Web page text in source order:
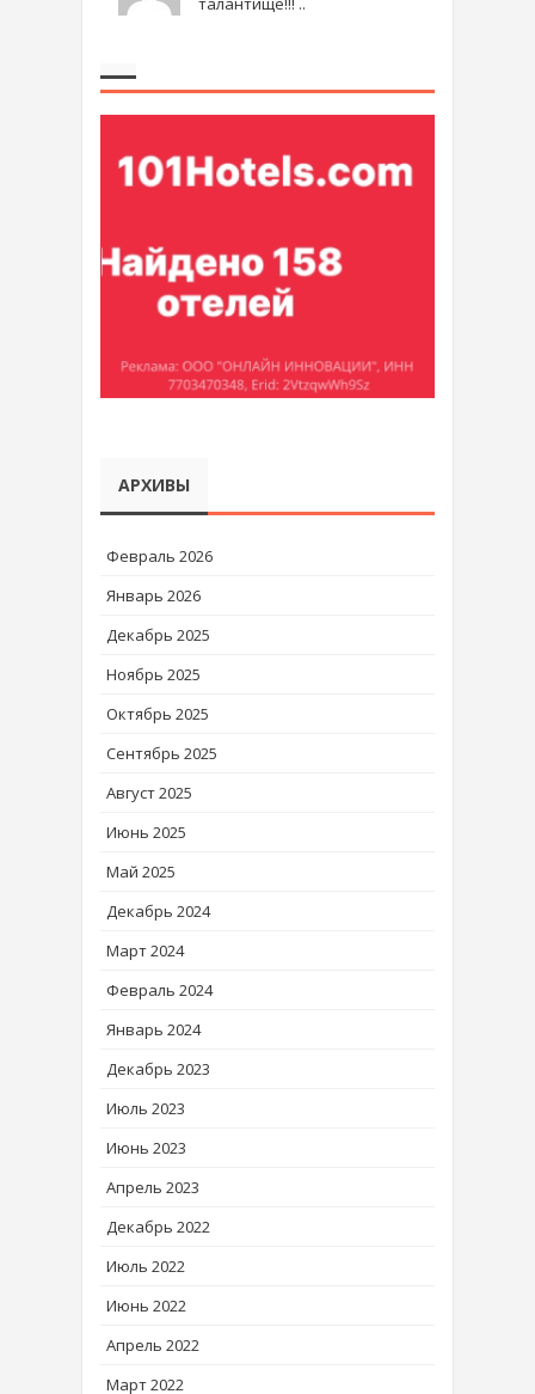
АРХИВЫ
Февраль 2026
Январь 2026
Декабрь 2025
Ноябрь 2025
Октябрь 2025
Сентябрь 2025
Август 2025
Июнь 2025
Май 2025
Декабрь 2024
Март 2024
Февраль 2024
Январь 2024
Декабрь 2023
Июль 2023
Июнь 2023
Апрель 2023
Декабрь 2022
Июль 2022
Июнь 2022
Апрель 2022
Март 2022